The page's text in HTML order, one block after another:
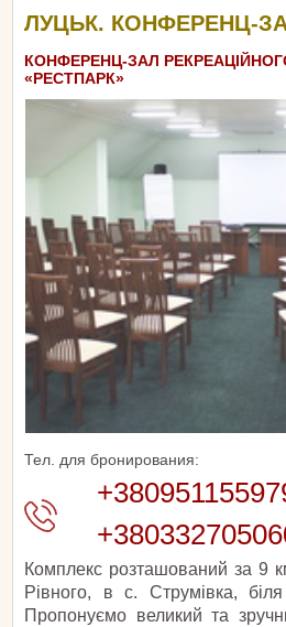
ЛУЦЬК. КОНФЕРЕНЦ-
КОНФЕРЕНЦ-ЗАЛ
«РЕСТПАРК»
Тел. для бронирования:
Комплекс розташований за 9
Рівного, в с. Струмівка,
Пропонуємо великий та